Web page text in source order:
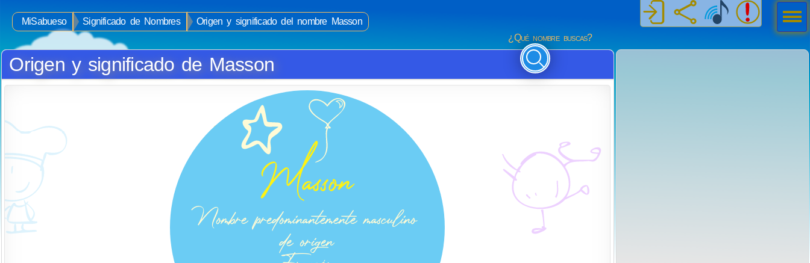
MiSabueso Significado de Nombres
Origen y significado del nombre Masson
¿Qué nombre buscas?
Origen y significado de Masson
Men
ú